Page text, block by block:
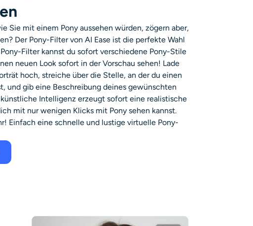
Sie mit einem Pony aussehen würden, zögern aber,
Der Pony-Filter von AI Ease ist die perfekte Wahl
Filter kannst du sofort verschiedene Pony-Stile
neuen Look sofort in der Vorschau sehen! Lade
hoch, streiche über die Stelle, an der du einen
und gib eine Beschreibung deines gewünschten
künstliche Intelligenz erzeugt sofort eine realistische
mit nur wenigen Klicks mit Pony sehen kannst.
Einfach eine schnelle und lustige virtuelle Pony-